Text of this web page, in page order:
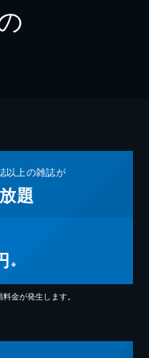
以上の雑誌が
題
※
金が発生します。